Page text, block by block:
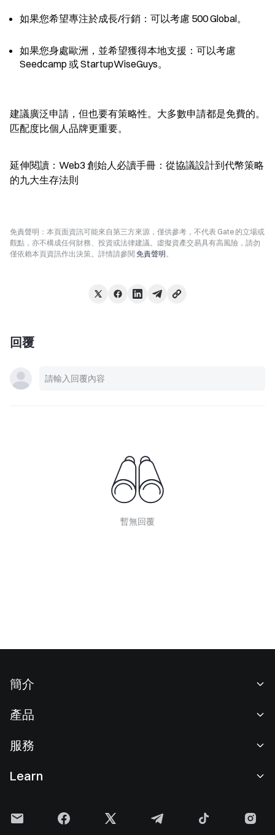
如果您希望專注於成長/行銷：可以考慮 500 Global。
如果您身處歐洲，並希望獲得本地支援：可以考慮
Seedcamp 或 StartupWiseGuys。
建議廣泛申請，但也要有策略性。大多數申請都是免費的。
匹配度比個人品牌更重要。
延伸閱讀：Web3 創始人必讀手冊：從協議設計到代幣策略
的九大生存法則
免責聲明：本頁面資訊可能來自第三方來源，僅供參考，不代表 Gate 的立場或
觀點，亦不構成任何財務、投資或法律建議。虛擬資產交易具有高風險，請勿
僅依賴本頁資訊作出決策。詳情請參閱 免責聲明。
回覆
暫無回覆
簡介
新聞中心
產品
現貨交易
理財中心
服務
Learn
Gate 快訊